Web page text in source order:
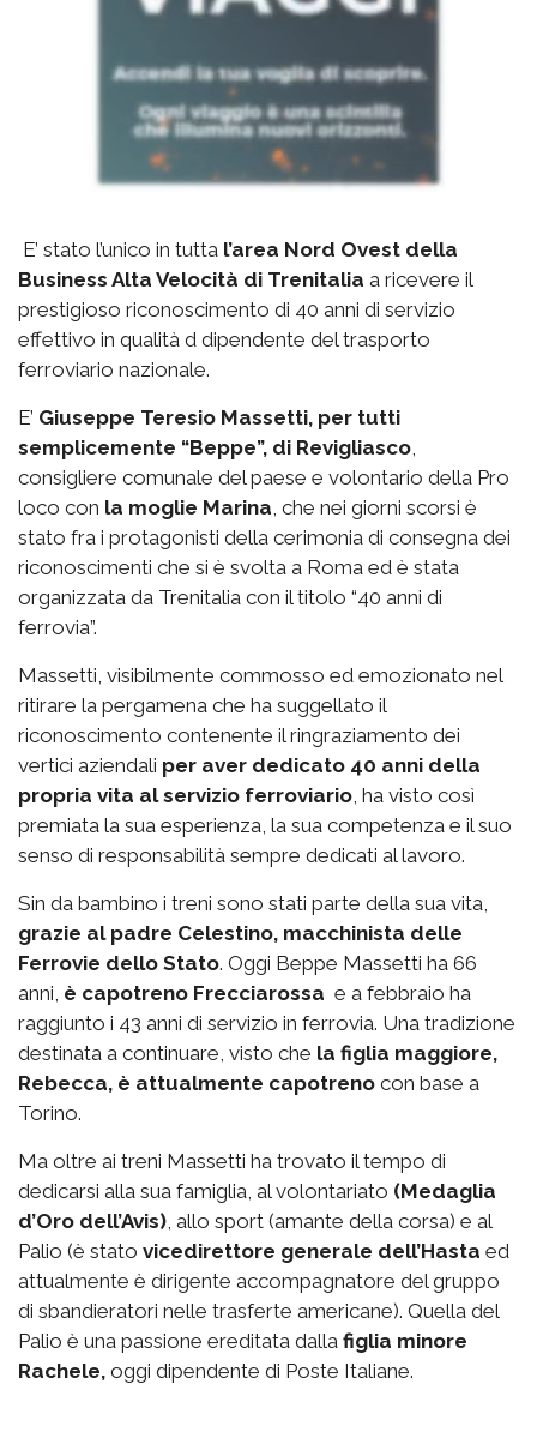
E’ stato l’unico in tutta l’area Nord Ovest della
Business Alta Velocità di Trenitalia a ricevere il
prestigioso riconoscimento di 40 anni di servizio
effettivo in qualità d dipendente del trasporto
ferroviario nazionale.
E’ Giuseppe Teresio Massetti, per tutti
semplicemente “Beppe”, di Revigliasco,
consigliere comunale del paese e volontario della Pro
loco con la moglie Marina, che nei giorni scorsi è
stato fra i protagonisti della cerimonia di consegna dei
riconoscimenti che si è svolta a Roma ed è stata
organizzata da Trenitalia con il titolo “40 anni di
ferrovia”.
Massetti, visibilmente commosso ed emozionato nel
ritirare la pergamena che ha suggellato il
riconoscimento contenente il ringraziamento dei
vertici aziendali per aver dedicato 40 anni della
propria vita al servizio ferroviario, ha visto così
premiata la sua esperienza, la sua competenza e il suo
senso di responsabilità sempre dedicati al lavoro.
Sin da bambino i treni sono stati parte della sua vita,
grazie al padre Celestino, macchinista delle
Ferrovie dello Stato. Oggi Beppe Massetti ha 66
anni, è capotreno Frecciarossa e a febbraio ha
raggiunto i 43 anni di servizio in ferrovia. Una tradizione
destinata a continuare, visto che la figlia maggiore,
Rebecca, è attualmente capotreno con base a
Torino.
Ma oltre ai treni Massetti ha trovato il tempo di
dedicarsi alla sua famiglia, al volontariato (Medaglia
d’Oro dell’Avis), allo sport (amante della corsa) e al
Palio (è stato vicedirettore generale dell’Hasta ed
attualmente è dirigente accompagnatore del gruppo
di sbandieratori nelle trasferte americane). Quella del
Palio è una passione ereditata dalla figlia minore
Rachele, oggi dipendente di Poste Italiane.